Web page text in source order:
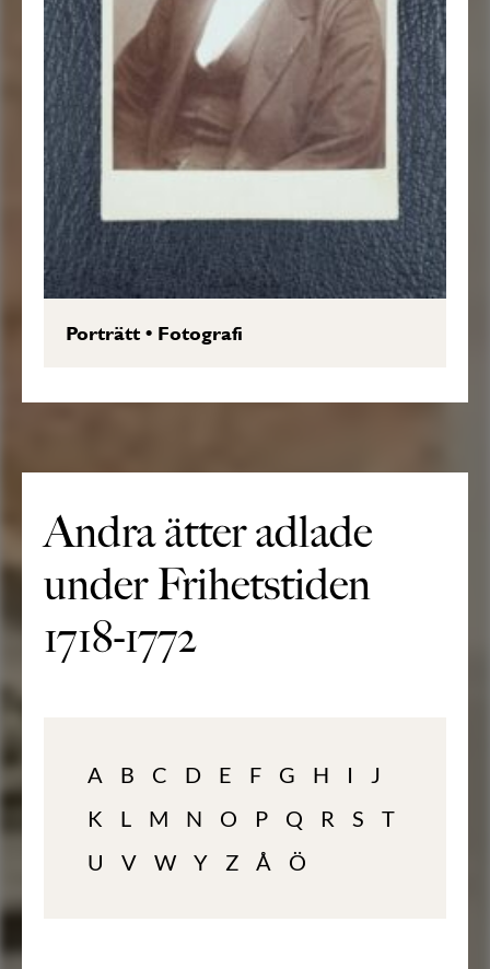
Porträtt• Fotografi
Andra ätter adlade
under Frihetstiden
1718-1772
A B C D E F G H I
J
K
L M N O P Q R S
T
U
V W Y Z Å Ö